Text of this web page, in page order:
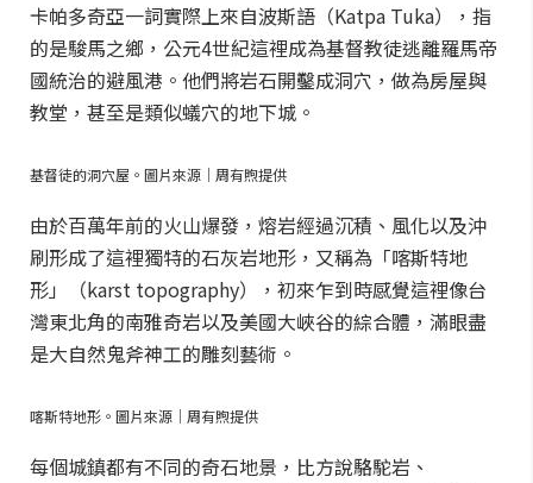
卡帕多奇亞一詞實際上來自波斯語（Katpa Tuka），指
的是駿馬之鄉，公元4世紀這裡成為基督教徒逃離羅馬帝
國統治的避風港。他們將岩石開鑿成洞穴，做為房屋與
教堂，甚至是類似蟻穴的地下城。
基督徒的洞穴屋。圖片來源｜周有煦提供
由於百萬年前的火山爆發，熔岩經過沉積、風化以及沖
刷形成了這裡獨特的石灰岩地形，又稱為「喀斯特地
形」（karst topography），初來乍到時感覺這裡像台
灣東北角的南雅奇岩以及美國大峽谷的綜合體，滿眼盡
是大自然鬼斧神工的雕刻藝術。
喀斯特地形。圖片來源｜周有煦提供
每個城鎮都有不同的奇石地景，比方說駱駝岩、